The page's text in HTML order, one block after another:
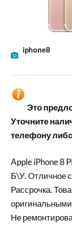
iphone8
Это
Уточните
телефону
Apple iPhone 8
Б\У. Отличное
Рассрочка.
Не